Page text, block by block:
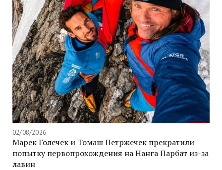
02/08/2026
Марек Голечек и Томаш Петржечек прекратили
попытку первопрохождения на Нанга Парбат из-за
лавин